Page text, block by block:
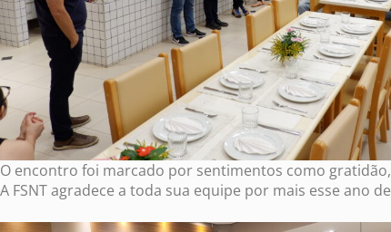
O encontro foi marcado por sentimentos como
A FSNT agradece a toda sua equipe por mais esse ano